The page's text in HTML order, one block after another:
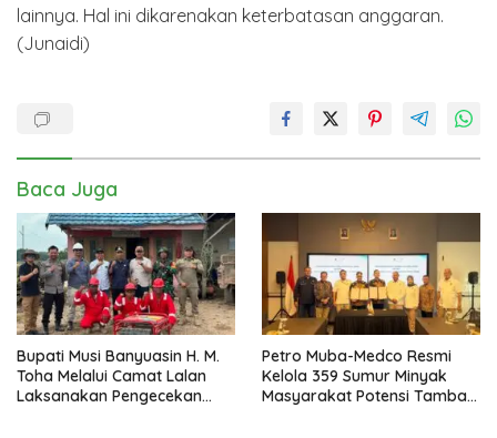
lainnya. Hal ini dikarenakan keterbatasan anggaran.
(Junaidi)
Baca Juga
Bupati Musi Banyuasin H. M.
Toha Melalui Camat Lalan
Laksanakan Pengecekan
Petro Muba-Medco Resmi
Kelola 359 Sumur Minyak
Masyarakat Potensi Tambah